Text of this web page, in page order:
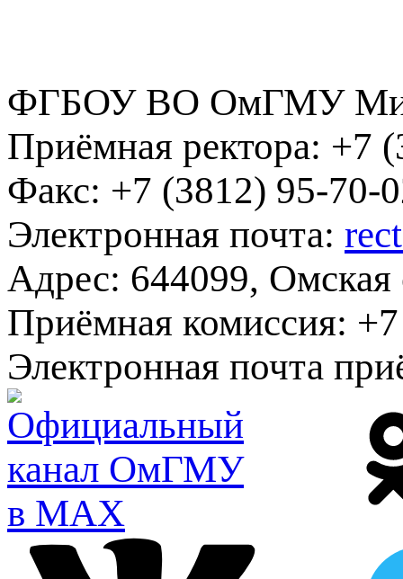
ФГБОУ ВО ОмГМУ
Приёмная ректора: +7
Факс: +7 (3812) 95-70-
Электронная почта:
Адрес: 644099, Омская
Приёмная комиссия:
Электронная почта